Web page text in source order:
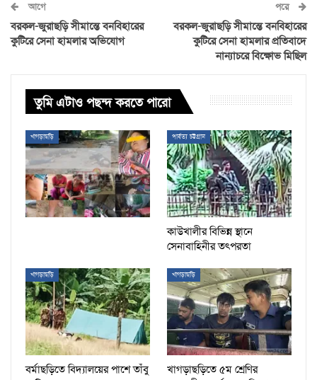
আগে
বরকল-জুরাছড়ি সীমান্তে বনবিহারের
কুটিরে সেনা হামলার অভিযোগ
পরে
বরকল-জুরাছড়ি সীমান্তে বনবিহারের
কুটিরে সেনা হামলার প্রতিবাদে
নান্যাচরে বিক্ষোভ মিছিল
তুমি এটাও পছন্দ করতে পারো
খাগড়াছড়ি পার্বত্য চট্টগ্রাম
কাউখালীর বিভিন্ন স্থানে
সেনাবাহিনীর তৎপরতা
খাগড়াছড়ি
বর্মাছড়িতে বিদ্যালয়ের পাশে তাঁবু
খাগড়াছড়ি
খাগড়াছড়িতে ৫ম শ্রেণির